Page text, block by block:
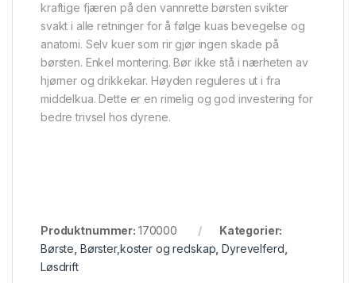
kraftige fjæren på den vannrette børsten svikter
svakt i alle retninger for å følge kuas bevegelse og
anatomi. Selv kuer som rir gjør ingen skade på
børsten. Enkel montering. Bør ikke stå i nærheten av
hjørner og drikkekar. Høyden reguleres ut i fra
middelkua. Dette er en rimelig og god investering for
bedre trivsel hos dyrene.
Produktnummer: 170000
Kategorier:
Børste Børster,koster og redskap ,Dyrevelferd
Løsdrift